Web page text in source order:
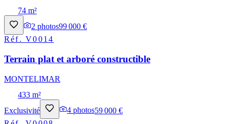
74 m²
2 photos99 000 €
Réf.V0014
Terrain plat et arboré constructible
MONTELIMAR
433 m²
Exclusivité
4 photos59 000 €